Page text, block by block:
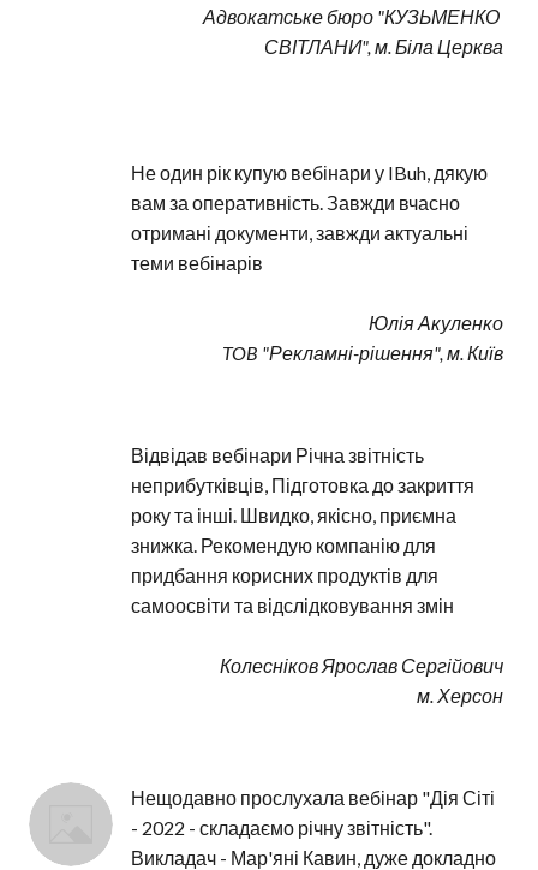
Адвокатське бюро "КУЗЬМЕНКО
СВІТЛАНИ", м. Біла Церква
Не один рік купую вебінари у IBuh, дякую
вам за оперативність. Завжди вчасно
отримані документи, завжди актуальні
теми вебінарів
Юлія Акуленко
TOB "Рекламні-рішення", м. Київ
Відвідав вебінари Річна звітність
неприбутківців, Підготовка до закриття
року та інші. Швидко, якісно, приємна
знижка. Рекомендую компанію для
придбання корисних продуктів для
самоосвіти та відслідковування змін
Колесніков Ярослав Сергійович
м. Херсон
Нещодавно прослухала вебінар "Дія Сіті
- 2022 - складаємо річну звітність".
Викладач - Мар'яні Кавин, дуже докладно